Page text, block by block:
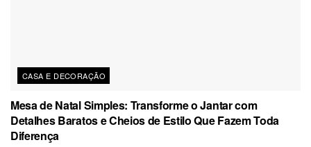
CASA E DECORAÇÃO
Mesa de Natal Simples: Transforme o Jantar com
Detalhes Baratos e Cheios de Estilo Que Fazem Toda
Diferença